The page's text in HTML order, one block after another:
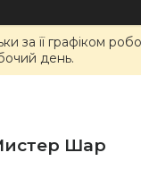
за її графіком
день.
Шар